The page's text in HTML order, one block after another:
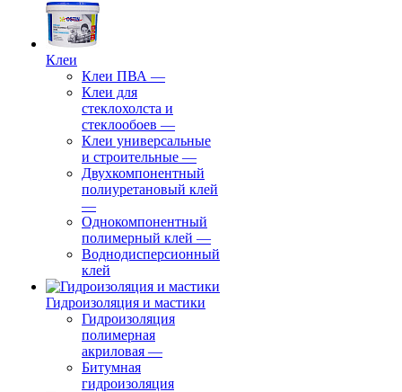
Клеи
Клеи ПВА —
Клеи для
стеклохолста и
стеклообоев —
Клеи универсальные
и строительные —
Двухкомпонентный
полиуретановый клей
—
Однокомпонентный
полимерный клей —
Воднодисперсионный
клей
Гидроизоляция и мастики
Гидроизоляция
полимерная
акриловая —
Битумная
гидроизоляция